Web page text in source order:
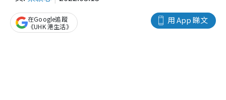
用 App 睇文
在Google追蹤
《UHK 港生活》